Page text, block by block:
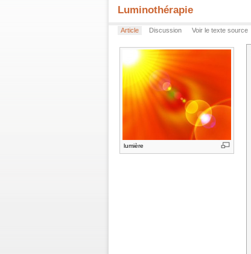
Luminothérapie
Article Discussion Voir le texte source
lumière